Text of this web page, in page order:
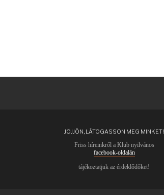
JÖJJÖN, LÁTOGASSON MEG MINKET!
Friss híreinkről a Klub nyilvános
facebook-oldalán
tájékoztatjuk az érdeklődőket!